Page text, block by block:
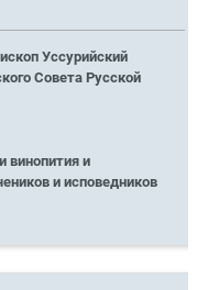
Уссурийский
Совета Русской
винопития и
и исповедников